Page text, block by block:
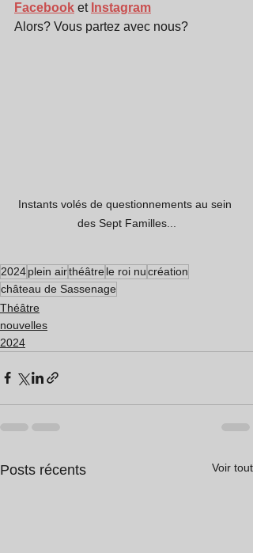
Facebook et Instagram
Alors? Vous partez avec nous?
Instants volés de questionnements au sein
des Sept Familles...
2024plein airthéâtre le roi nucréation
château de Sassenage
Théâtre
nouvelles
2024
Posts récents Voir tout